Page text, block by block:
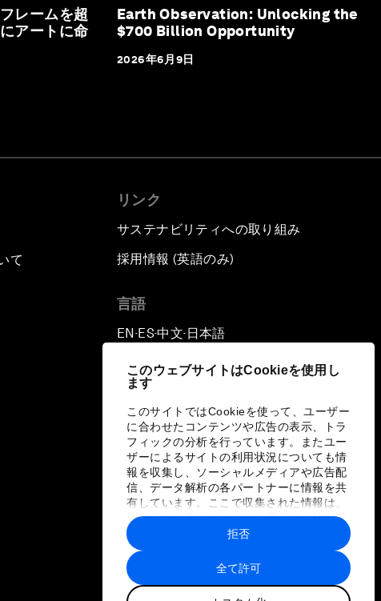
このウェブサイトはCookieを使用し
ます
このサイトではCookieを使って、ユーザー
に合わせたコンテンツや広告の表示、トラ
フィックの分析を行っています。またユー
ザーによるサイトの利用状況についても情
報を収集し、ソーシャルメディアや広告配
信、データ解析の各パートナーに情報を共
有しています。ここで収集された情報は、
ユーザーが各パートナーに提供した他の情
報や各パートナーのサービスを使用した際
に収集された情報と組み合わされ、各パー
トナーによって使用されることがありま
す。
全て許可
拒否
レームを超
アートに命
Earth Observation: Unlocking the
$700 Billion Opportunity
2026年6月9日
て
リンク
サステナビリティへの取り組み
採用情報 (英語のみ)
言語
EN ▪ES▪中文▪ 日本語